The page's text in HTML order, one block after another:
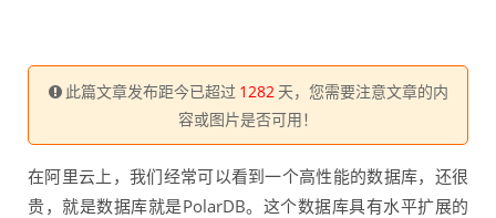
此篇文章发布距今已超过 1282 天，您需要注意文章的内
容或图片是否可用！
在阿里云上，我们经常可以看到一个高性能的数据库，还很
贵，就是数据库就是PolarDB。这个数据库具有水平扩展的